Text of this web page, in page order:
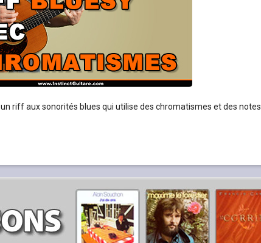
riff aux sonorités blues qui utilise des chromatismes et des notes